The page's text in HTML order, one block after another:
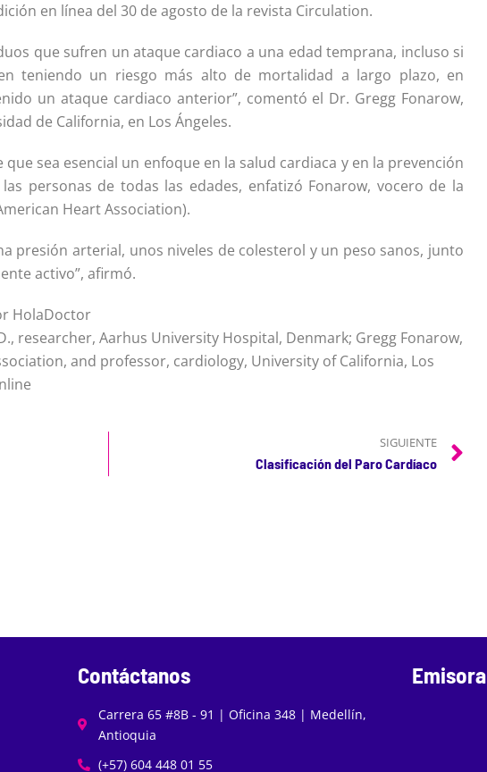
en línea del 30 de agosto de la revista Circulation.
que sufren un ataque cardiaco a una edad temprana, incluso si
teniendo un riesgo más alto de mortalidad a largo plazo, en
un ataque cardiaco anterior”, comentó el Dr. Gregg Fonarow,
de California, en Los Ángeles.
sea esencial un enfoque en la salud cardiaca y en la prevención
personas de todas las edades, enfatizó Fonarow, vocero de la
Heart Association).
presión arterial, unos niveles de colesterol y un peso sanos, junto
activo”, afirmó.
HolaDoctor
researcher, Aarhus University Hospital, Denmark; Gregg Fonarow,
and professor, cardiology, University of California, Los
SIGUIENTE
Clasificación del Paro Cardíaco
Contáctanos
Carrera 65 #8B - 91 | Oficina 348 | Medellín,
Antioquia
(+57) 604 448 01 55